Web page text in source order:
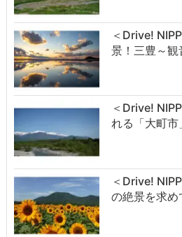
＜Drive!
景！三豊～
＜Drive!
れる「大町
＜Drive!
の絶景を求